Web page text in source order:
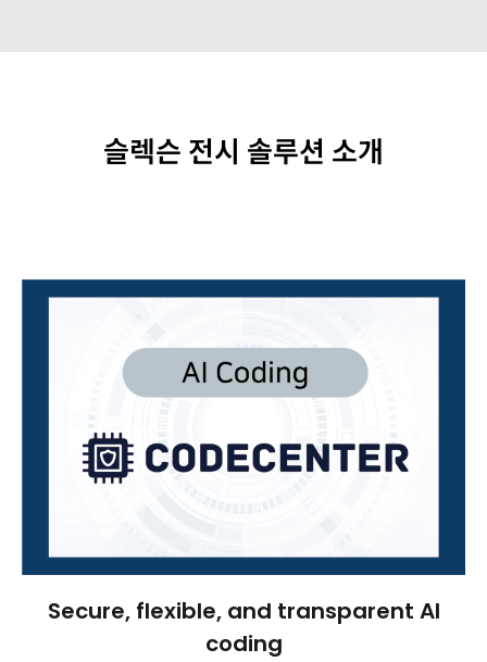
슬렉슨 전시 솔루션 소개
Secure, flexible, and transparent AI
coding